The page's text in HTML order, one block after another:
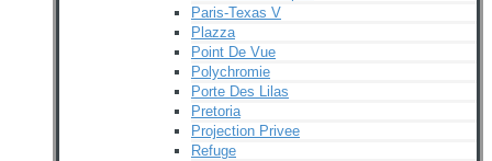
Paris-Texas V
Plazza
Point De Vue
Polychromie
Porte Des Lilas
Pretoria
Projection Privee
Refuge